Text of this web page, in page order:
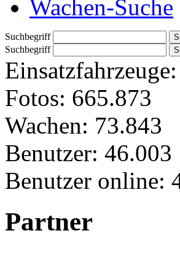
Wachen-Suche
Suchbegriff
Suchbegriff
Einsatzfahrzeuge:
Fotos: 665.873
Wachen: 73.843
Benutzer: 46.003
Benutzer online:
Partner